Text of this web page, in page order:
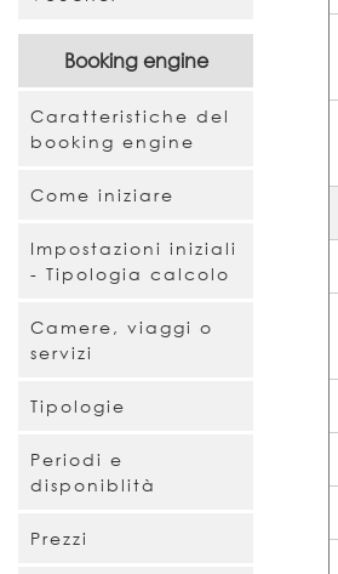
Booking engine
Caratteristiche del
booking engine
Come iniziare
Impostazioni iniziali
- Tipologia calcolo
Camere, viaggi o
servizi
Tipologie
Periodi e
disponiblità
Prezzi